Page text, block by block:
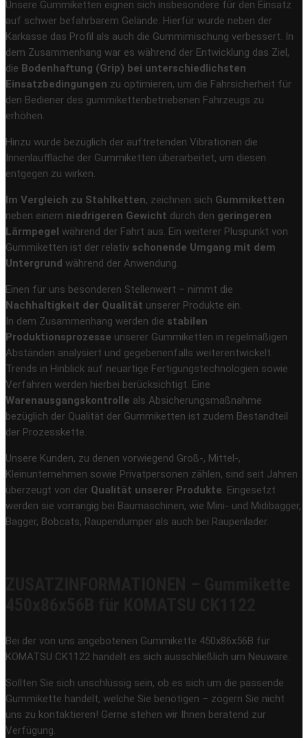
Unsere Gummiketten eignen sich insbesondere für den Einsatz
auf schwer befahrbarem Gelände. Hierfür wurde neben der
Karkasse das Profil als auch die Gummimischung verbessert. In
dem Zusammenhang war es während der Entwicklung das Ziel,
die Bodenhaftung (Grip) bei unterschiedlichsten
Einsatzbedingungen zu optimieren, um die Fahrsicherheit für
den Bediener des gummikettenbetriebenen Fahrzeugs zu
erhöhen.
Hinzu wurde bezüglich der auftretenden Vibrationen die
Innenlauffläche der Gummiketten überarbeitet, um diesen
entgegen zu wirken.
Im Vergleich zu Stahlketten, zeichnen sich Gummiketten
neben einem niedrigeren Gewicht durch den geringeren
Lärmpegel während der Fahrt aus. Ein weiterer Pluspunkt von
Gummiketten ist der relativ schonende Umgang mit dem
Untergrund während der Anwendung.
Einen für uns besonderen Stellenwert – nimmt die
Nachhaltigkeit der Qualität unserer Produkte ein.
In dem Zusammenhang werden die stabilen
Produktionsprozesse unserer Gummiketten in regelmäßigen
Abständen analysiert und gegebenenfalls weiterentwickelt.
Trends in Hinblick auf neuartige Fertigungstechnologien sowie
Verfahren werden hierbei berücksichtigt. Eine
Warenausgangskontrolle als Absicherungsmaßnahme
bezüglich der Qualität der Gummiketten ist zudem Bestandteil
der Prozesskette.
Unsere Kunden, zu denen vorwiegend Groß-, Mittel-,
Kleinunternehmen sowie Privatpersonen zählen, sind seit Jahren
überzeugt von der Qualität unserer Produkte. Eingesetzt
werden sie vorrangig bei Baumaschinen, wie Mini- und Midibagger,
Bagger, Bobcats, Raupendumper als auch bei Raupenlader.
Bei der von uns angebotenen Gummikette 450x86x56B für
KOMATSU CK1122 handelt es sich ausschließlich um Neuware.
Sollten Sie sich unschlüssig sein, ob es sich um die passende
Gummikette handelt, welche Sie benötigen – zögern Sie nicht
uns zu kontaktieren! Gerne stehen wir Ihnen beratend zur
Verfügung.